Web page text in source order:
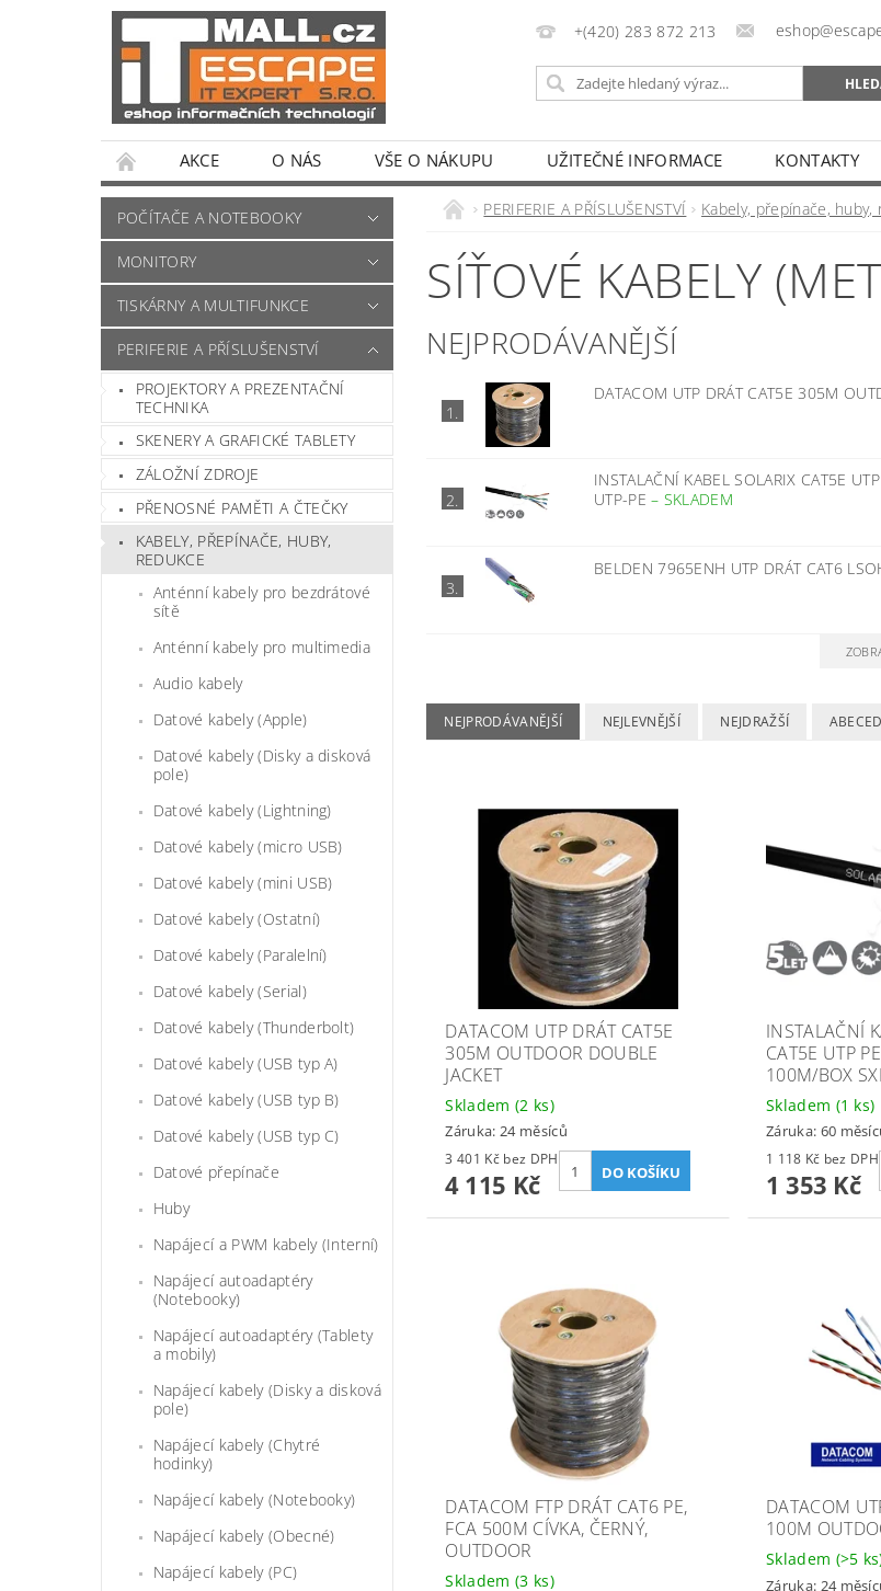
+(420) 283 872 213
AKCE O NÁS VŠE O NÁKUPU UŽITEČNÉ INFORMACE KONTAKTY
POČÍTAČE A NOTEBOOKY
MONITORY
TISKÁRNY A MULTIFUNKCE
PERIFERIE A PŘÍSLUŠENSTVÍ
PROJEKTORY A PREZENTAČNÍ
TECHNIKA
SKENERY A GRAFICKÉ TABLETY
ZÁLOŽNÍ ZDROJE
PŘENOSNÉ PAMĚTI A ČTEČKY
KABELY, PŘEPÍNAČE, HUBY,
REDUKCE
Anténní kabely pro bezdrátové
sítě
Anténní kabely pro multimedia
Audio kabely
Datové kabely (Apple)
Datové kabely (Disky a disková
pole)
Datové kabely (Lightning)
Datové kabely (micro USB)
Datové kabely (mini USB)
Datové kabely (Ostatní)
Datové kabely (Paralelní)
Datové kabely (Serial)
Datové kabely (Thunderbolt)
Datové kabely (USB typ A)
Datové kabely (USB typ B)
Datové kabely (USB typ C)
Datové přepínače
Huby
Napájecí a PWM kabely (Interní)
Napájecí autoadaptéry
(Notebooky)
Napájecí autoadaptéry (Tablety
a mobily)
Napájecí kabely (Disky a disková
pole)
Napájecí kabely (Chytré
hodinky)
Napájecí kabely (Notebooky)
Napájecí kabely (Obecné)
Napájecí kabely (PC)
PERIFERIE A PŘÍSLUŠENSTVÍ Kabely, přepínače, huby,
SÍŤOVÉ KABELY
NEJPRODÁVANĚJŠÍ
1.
DATACOM UTP DRÁT CAT5E 305M
2.
INSTALAČNÍ KABEL SOLARIX CAT5E
UTP-PE– SKLADEM
3.
BELDEN 7965ENH UTP DRÁT CAT6
NEJPRODÁVANĚJŠÍ NEJLEVNĚJŠÍ NEJDRAŽŠÍ
DATACOM UTP DRÁT CAT5E
305M OUTDOOR DOUBLE
JACKET
Skladem (2 ks)
Záruka: 24 měsíců
3 401 Kč bez DPH
4 115 Kč
INSTALAČNÍ
CAT5E UTP
100M/BOX
Skladem (1 ks)
Záruka: 60
1 118 Kč bez DPH
1 353 Kč
DATACOM FTP DRÁT CAT6 PE,
FCA 500M CÍVKA, ČERNÝ,
OUTDOOR
Skladem (3 ks)
DATACOM
100M
Skladem (>5
Záruka: 24